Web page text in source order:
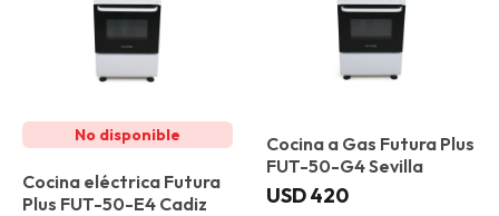
Cocina eléctrica Futura
Plus FUT-50-E4 Cadiz
Cocina a Gas Futura Plus
FUT-50-G4 Sevilla
USD420